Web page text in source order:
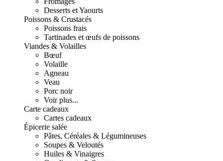
Desserts et Yaourts
Poissons & Crustacés
Poissons frais
Tartinades et œufs de poissons
Viandes & Volailles
Bœuf
Volaille
Agneau
Veau
Porc noir
Voir plus...
Carte cadeaux
Cartes cadeaux
Épicerie salée
Pâtes, Céréales & Légumineuses
Soupes & Veloutés
Huiles & Vinaigres